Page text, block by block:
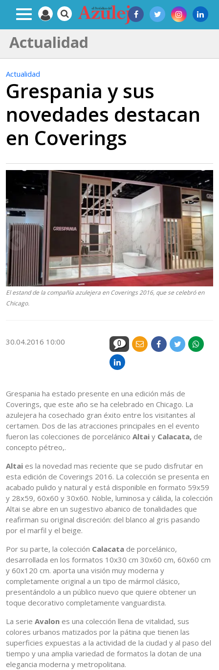
Actualidad
Actualidad
Grespania y sus
novedades destacan
en Coverings
El estand de la compañía azulejera en Coverings 2016, que se celebró en
Chicago.
30.04.2016 10:00 0
Grespania ha estado presente en una edición más de
Coverings, que este año se ha celebrado en Chicago. La
azulejera ha cosechado gran éxito entre los visitantes al
certamen. Dos de las atracciones principales en el evento
fueron las colecciones de porcelánico Altai y Calacata, de
concepto pétreo,.
Altai es la novedad mas reciente que se pudo disfrutar en
esta edición de Coverings 2016. La colección se presenta en
acabado pulido y natural y está disponible en formato 59x59
y 28x59, 60x60 y 30x60. Noble, luminosa y cálida, la colección
Altai se abre en un sugestivo abanico de tonalidades que
reafirman su original discreción: del blanco al gris pasando
por el marfil y el beige.
Por su parte, la colección Calacata de porcelánico,
desarrollada en los formatos 10x30 cm 30x60 cm, 60x60 cm
y 60x120 cm. aporta una visión muy moderna y
completamente original a un tipo de mármol clásico,
presentándolo a un público nuevo que quiere obtener un
toque decorativo completamente vanguardista.
La serie Avalon es una colección llena de vitalidad, sus
colores urbanos matizados por la pátina que tienen las
superficies expuestas a la actividad de la ciudad y al paso del
tiempo y una amplia variedad de formatos la dotan de una
elegancia moderna y metropolitana.